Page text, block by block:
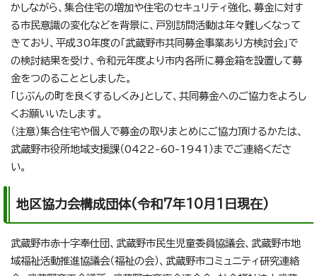
かしながら、集合住宅の増加や住宅のセキュリティ強化、募金に対す
る市民意識の変化などを背景に、戸別訪問活動は年々難しくなって
きており、平成30年度の「武蔵野市共同募金事業あり方検討会」で
の検討結果を受け、令和元年度より市内各所に募金箱を設置して募
金をつのることとしました。
「じぶんの町を良くするしくみ」として、共同募金へのご協力をよろし
くお願いいたします。
（注意）集合住宅や個人で募金の取りまとめにご協力頂けるかたは、
武蔵野市役所地域支援課（0422-60-1941）までご連絡くださ
い。
地区協力会構成団体(令和7年10月1日現在)
武蔵野市赤十字奉仕団、武蔵野市民生児童委員協議会、武蔵野市地
域福祉活動推進協議会（福祉の会）、武蔵野市コミュニティ研究連絡